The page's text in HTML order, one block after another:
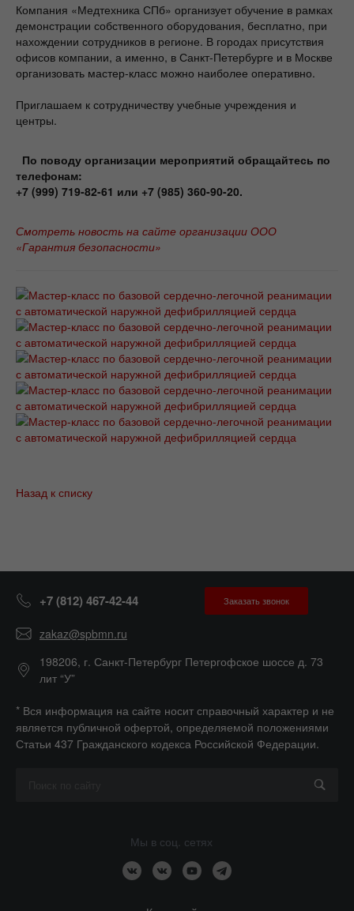
Компания «Медтехника СПб» организует обучение в рамках
демонстрации собственного оборудования, бесплатно, при
нахождении сотрудников в регионе. В городах присутствия
офисов компании, а именно, в Санкт-Петербурге и в Москве
организовать мастер-класс можно наиболее оперативно.
Приглашаем к сотрудничеству учебные учреждения и
центры.
По поводу организации мероприятий обращайтесь по
телефонам:
+7 (999) 719-82-61 или +7 (985) 360-90-20.
Смотреть новость на сайте организации ООО
«Гарантия безопасности»
Назад к списку
+7 (812) 467-42-44 Заказать звонок
zakaz@spbmn.ru
198206, г. Санкт-Петербург Петергофское шоссе д. 73
лит “У”
* Вся информация на сайте носит справочный характер и не
является публичной офертой, определяемой положениями
Статьи 437 Гражданского кодекса Российской Федерации.
Мы в соц. сетях